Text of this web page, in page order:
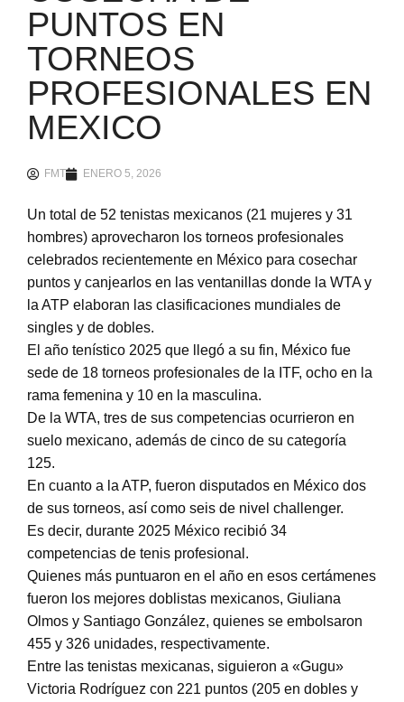
PUNTOS EN
TORNEOS
PROFESIONALES EN
MEXICO
FMT ENERO 5, 2026
Un total de 52 tenistas mexicanos (21 mujeres y 31
hombres) aprovecharon los torneos profesionales
celebrados recientemente en México para cosechar
puntos y canjearlos en las ventanillas donde la WTA y
la ATP elaboran las clasificaciones mundiales de
singles y de dobles.
El año tenístico 2025 que llegó a su fin, México fue
sede de 18 torneos profesionales de la ITF, ocho en la
rama femenina y 10 en la masculina.
De la WTA, tres de sus competencias ocurrieron en
suelo mexicano, además de cinco de su categoría
125.
En cuanto a la ATP, fueron disputados en México dos
de sus torneos, así como seis de nivel challenger.
Es decir, durante 2025 México recibió 34
competencias de tenis profesional.
Quienes más puntuaron en el año en esos certámenes
fueron los mejores doblistas mexicanos, Giuliana
Olmos y Santiago González, quienes se embolsaron
455 y 326 unidades, respectivamente.
Entre las tenistas mexicanas, siguieron a «Gugu»
Victoria Rodríguez con 221 puntos (205 en dobles y